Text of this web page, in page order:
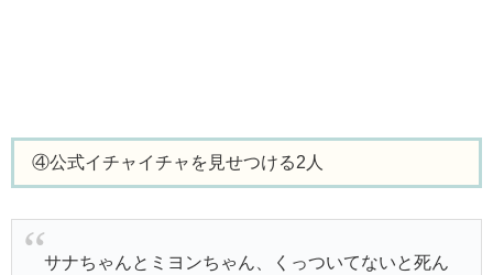
④公式イチャイチャを見せつける2人
サナちゃんとミヨンちゃん、くっついてないと死ん